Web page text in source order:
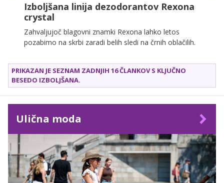
Izboljšana linija dezodorantov Rexona
crystal
Zahvaljujoč blagovni znamki Rexona lahko letos
pozabimo na skrbi zaradi belih sledi na črnih oblačilih.
PRIKAZAN JE SEZNAM ZADNJIH 16 ČLANKOV S KLJUČNO
BESEDO IZBOLJŠANA.
Ulična moda